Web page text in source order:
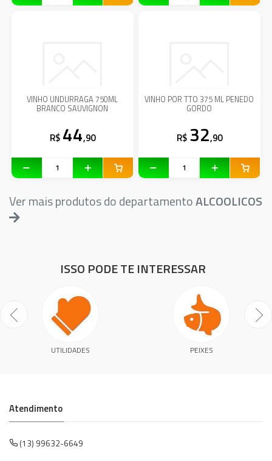
VINHO UNDURRAGA 750ML
BRANCO SAUVIGNON
R$ 44,90
VINHO POR TTO 375 ML PENEDO
GORDO
R$ 32,90
Ver mais produtos do departamentoALCOOLICOS
ISSO PODE TE INTERESSAR
UTILIDADES PEIXES
Atendimento
(13) 99632-6649